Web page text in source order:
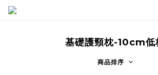
基礎護頸枕-10cm低
商品排序